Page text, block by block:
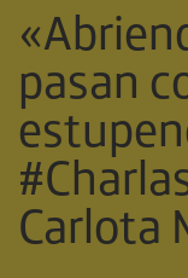
pasan
Carlota